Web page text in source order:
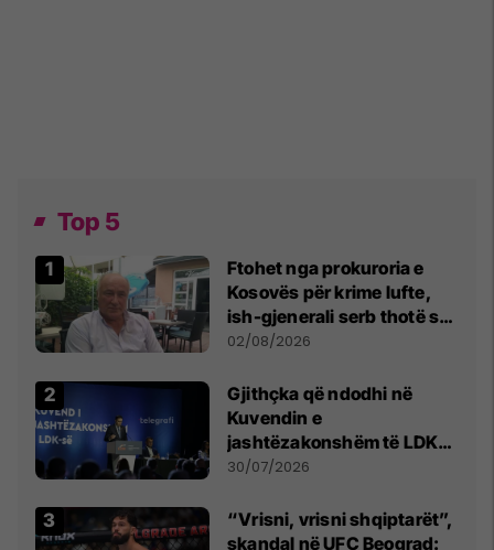
Top 5
Ftohet nga prokuroria e
Kosovës për krime lufte,
ish-gjenerali serb thotë se
dikush e tradhtoi në
02/08/2026
Gjithçka që ndodhi në
Kuvendin e
jashtëzakonshëm të LDK-
së
30/07/2026
“Vrisni, vrisni shqiptarët”,
skandal në UFC Beograd: